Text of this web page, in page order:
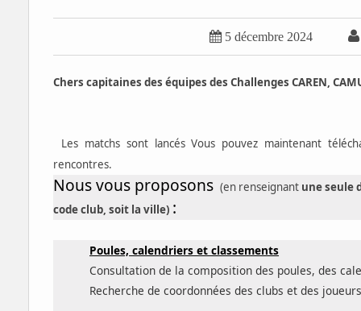
 5 décembre 2024
Chers capitaines des équipes des Challenges CAREN,
Les matchs sont lancés Vous pouvez maintenant
rencontres.
Nous vous proposons (en renseignant une seule
code club, soit la ville) :
Poules, calendriers et classements
Consultation de la composition des poules, des
Recherche de coordonnées des clubs et des